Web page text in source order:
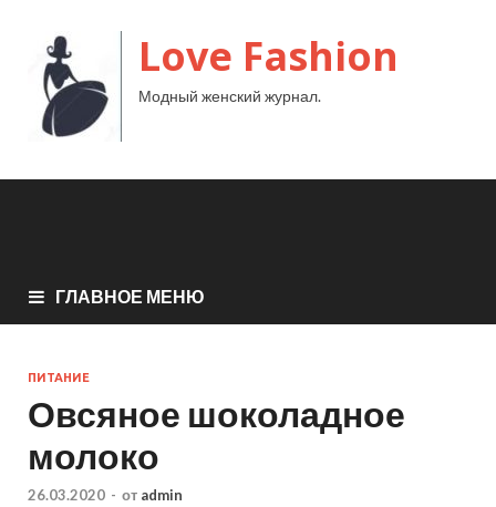
Love Fashion
Модный женский журнал.
ГЛАВНОЕ МЕНЮ
ПИТАНИЕ
Овсяное шоколадное
молоко
26.03.2020 - от admin